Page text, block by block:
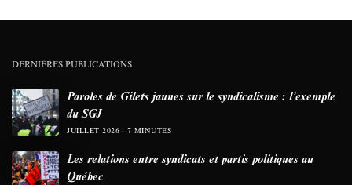
DERNIÈRES PUBLICATIONS
Paroles de Gilets jaunes sur le syndicalisme : l’exemple
du SGJ
JUILLET 2026 7 MINUTES
Les relations entre syndicats et partis politiques au
Québec